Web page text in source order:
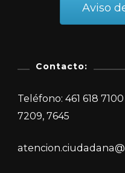
Aviso
Contacto:
Teléfono: 461 618
7209, 7645